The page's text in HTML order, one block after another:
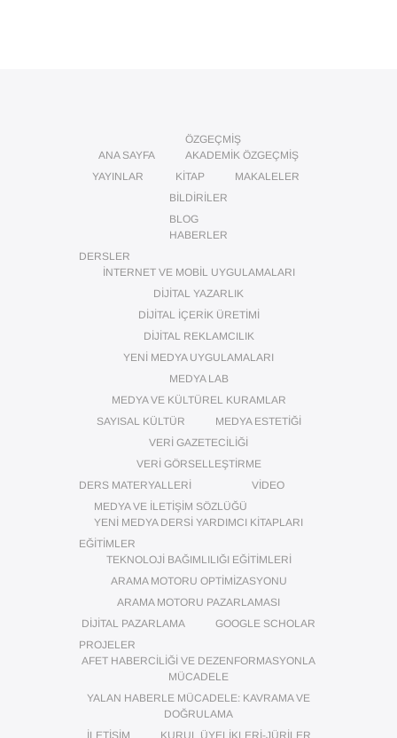
ANA SAYFA
ÖZGEÇMIŞ
AKADEMIK ÖZGEÇMIŞ
YAYINLAR
KITAP
MAKALELER
BILDIRILER
BLOG
HABERLER
DERSLER
İNTERNET VE MOBIL UYGULAMALARI
DIJITAL YAZARLIK
DIJITAL İÇERIK ÜRETIMI
DIJITAL REKLAMCILIK
YENI MEDYA UYGULAMALARI
MEDYA LAB
MEDYA VE KÜLTÜREL KURAMLAR
SAYISAL KÜLTÜR
MEDYA ESTETIĞI
VERI GAZETECILIĞI
VERI GÖRSELLEŞTIRME
DERS MATERYALLERI
VIDEO
MEDYA VE İLETIŞIM SÖZLÜĞÜ
YENI MEDYA DERSI YARDIMCI KITAPLARI
EĞITIMLER
TEKNOLOJI BAĞIMLILIĞI EĞITIMLERI
ARAMA MOTORU OPTIMIZASYONU
ARAMA MOTORU PAZARLAMASI
DIJITAL PAZARLAMA
GOOGLE SCHOLAR
PROJELER
AFET HABERCILIĞI VE DEZENFORMASYONLA
MÜCADELE
YALAN HABERLE MÜCADELE: KAVRAMA VE
DOĞRULAMA